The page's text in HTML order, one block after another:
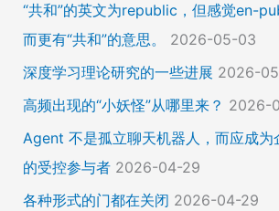
“共和”的英文为republic，但感觉en-
而更有“共和”的意思。
2026-05-03
深度学习理论研究的一些进展 2026-
高频出现的“小妖怪”从哪里来？ 2026-
Agent 不是孤立聊天机器人，而应成为
的受控参与者 2026-04-29
各种形式的门都在关闭 2026-04-29